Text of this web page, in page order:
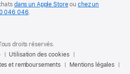
dans un Apple Storeouchez un
046 046
droits réservés.
Utilisation des cookies
et remboursements
Mentions légales